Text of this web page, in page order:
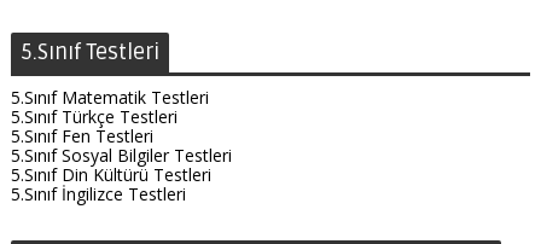
5.Sınıf Testleri
5.Sınıf Matematik Testleri
5.Sınıf Türkçe Testleri
5.Sınıf Fen Testleri
5.Sınıf Sosyal Bilgiler Testleri
5.Sınıf Din Kültürü Testleri
5.Sınıf İngilizce Testleri